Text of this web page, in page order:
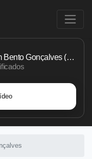
Acompanhantes trans e travestis em Bento Gonçalves (RS)